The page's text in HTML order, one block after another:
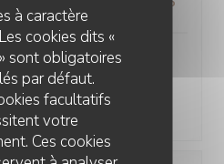
à caractère
cookies dits «
sont obligatoires
par défaut.
facultatifs
votre
Ces cookies
bien accueillis,
la carbonade et le
reviendrons